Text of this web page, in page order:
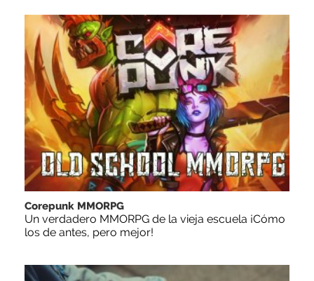
Corepunk MMORPG
Un verdadero MMORPG de la vieja escuela ¡Cómo
los de antes, pero mejor!